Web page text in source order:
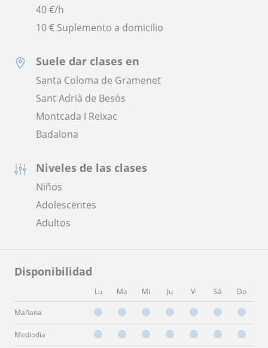
40€/h
10 € Suplemento a domicilio
Suele dar clases en
Santa Coloma de Gramenet
Sant Adrià de Besòs
Montcada I Reixac
Badalona
Niveles de las clases
Niños
Adolescentes
Adultos
Disponibilidad
Lu Ma Mi Ju Vi Sá Do
Mañana
Mediodía